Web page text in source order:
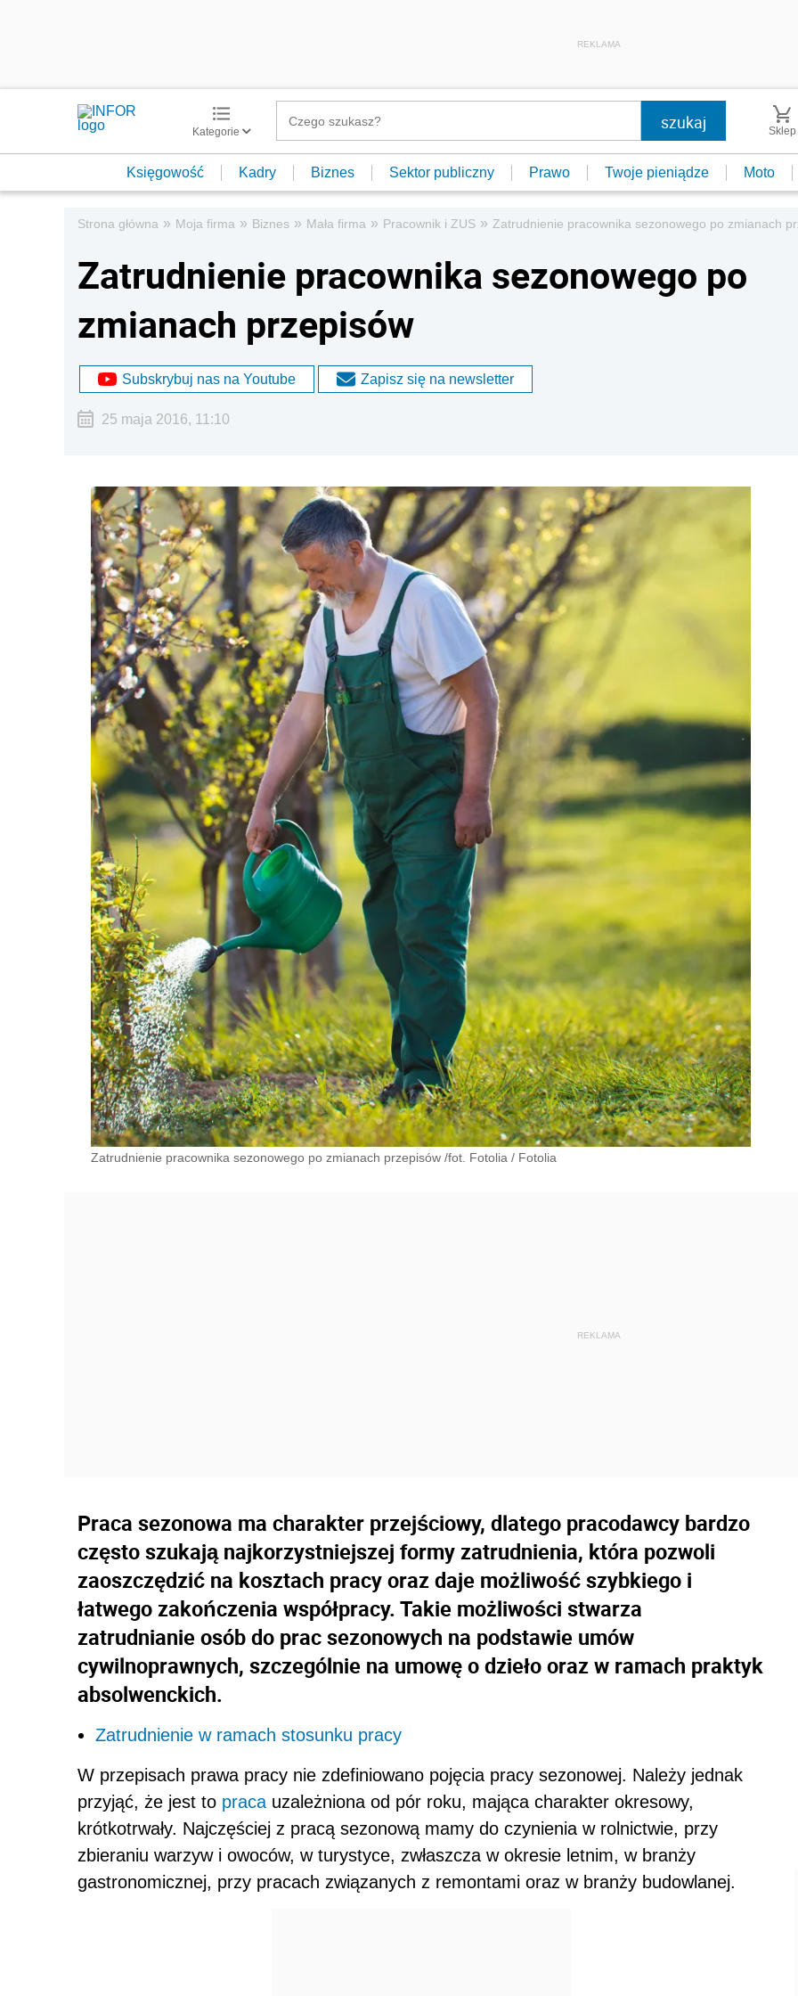
REKLAMA
Kategorie Sklep
Księgowość Kadry Biznes Sektor publiczny Prawo Twoje pieniądze Moto
Strona główna » Moja firma » Biznes » Mała firma » Pracownik i ZUS » Zatrudnienie pracownika sezonowego po zmianach
Zatrudnienie pracownika sezonowego po
zmianach przepisów
Subskrybuj nas na Youtube Zapisz się na newsletter
25 maja 2016, 11:10
Zatrudnienie pracownika sezonowego po zmianach przepisów /fot. Fotolia / Fotolia
Praca sezonowa ma charakter przejściowy, dlatego pracodawcy bardzo
często szukają najkorzystniejszej formy zatrudnienia, która pozwoli
zaoszczędzić na kosztach pracy oraz daje możliwość szybkiego i
łatwego zakończenia współpracy. Takie możliwości stwarza
zatrudnianie osób do prac sezonowych na podstawie umów
cywilnoprawnych, szczególnie na umowę o dzieło oraz w ramach praktyk
absolwenckich.
Zatrudnienie w ramach stosunku pracy
W przepisach prawa pracy nie zdefiniowano pojęcia pracy sezonowej. Należy jednak
przyjąć, że jest to praca uzależniona od pór roku, mająca charakter okresowy,
krótkotrwały. Najczęściej z pracą sezonową mamy do czynienia w rolnictwie, przy
zbieraniu warzyw i owoców, w turystyce, zwłaszcza w okresie letnim, w branży
gastronomicznej, przy pracach związanych z remontami oraz w branży budowlanej.